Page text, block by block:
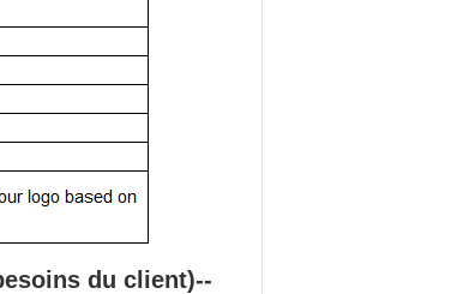
du client)--